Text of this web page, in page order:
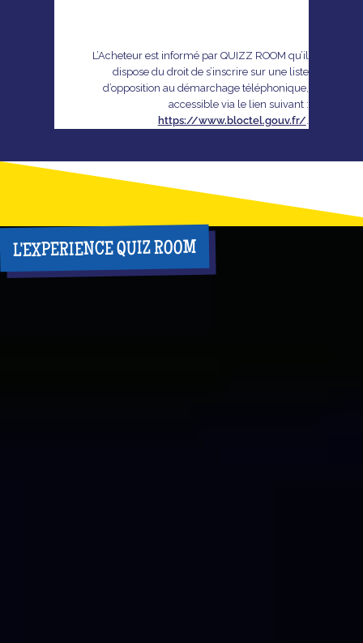
L’Acheteur est informé par QUIZZ ROOM qu’il
dispose du droit de s’inscrire sur une liste
d’opposition au démarchage téléphonique,
accessible via le lien suivant :
https://www.bloctel.gouv.fr/.
L'EXPERIENCE QUIZ ROOM